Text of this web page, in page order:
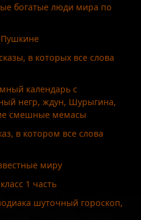
богатые люди мира по
Пушкине
в которых все слова
календарь с
негр, ждун, Шурыгина,
смешные мемасы
в котором все слова
миру
1 часть
шуточный гороскоп,